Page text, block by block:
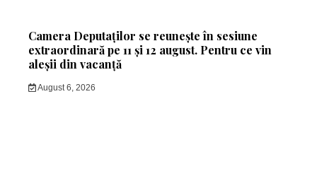
Camera Deputaților se reunește în sesiune
extraordinară pe 11 și 12 august. Pentru ce vin
aleșii din vacanță
August 6, 2026